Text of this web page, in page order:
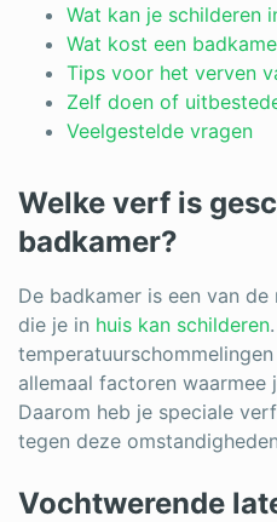
Warmtepomp
Zonnepanelen
Zonwering
Bent u een vakspecialist?
Wat kan je schilderen
Wat kost een
Tips voor het verven
Zelf doen of
Veelgestelde vragen
Welke verf is
badkamer?
De badkamer is een van
die je in huis kan schilderen
allemaal factoren waarmee
Daarom heb je speciale
tegen deze
Vochtwerende